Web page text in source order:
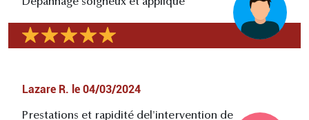
Lazare R. le 04/03/2024
Prestations et rapidité del'intervention de